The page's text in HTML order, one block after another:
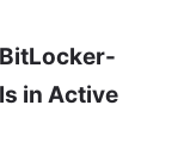
in Active